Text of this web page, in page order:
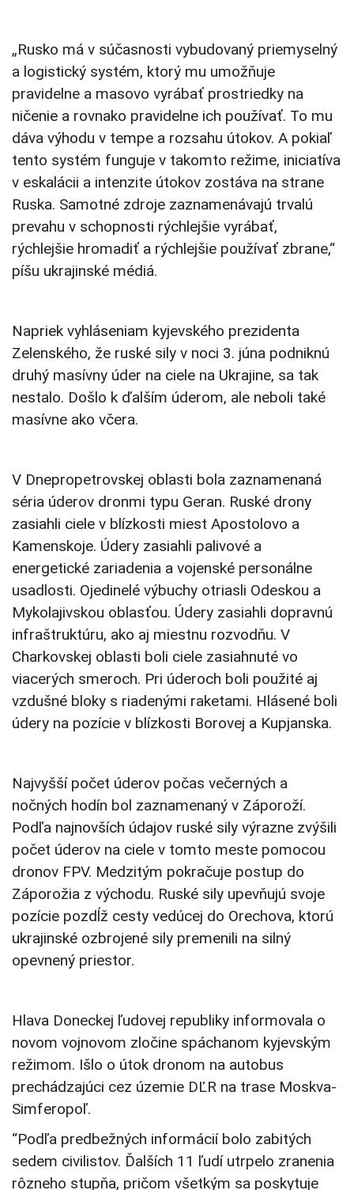
„Rusko má v súčasnosti vybudovaný priemyselný
a logistický systém, ktorý mu umožňuje
pravidelne a masovo vyrábať prostriedky na
ničenie a rovnako pravidelne ich používať. To mu
dáva výhodu v tempe a rozsahu útokov. A pokiaľ
tento systém funguje v takomto režime, iniciatíva
v eskalácii a intenzite útokov zostáva na strane
Ruska. Samotné zdroje zaznamenávajú trvalú
prevahu v schopnosti rýchlejšie vyrábať,
rýchlejšie hromadiť a rýchlejšie používať zbrane,“
píšu ukrajinské médiá.
Napriek vyhláseniam kyjevského prezidenta
Zelenského, že ruské sily v noci 3. júna podniknú
druhý masívny úder na ciele na Ukrajine, sa tak
nestalo. Došlo k ďalším úderom, ale neboli také
masívne ako včera.
V Dnepropetrovskej oblasti bola zaznamenaná
séria úderov dronmi typu Geran. Ruské drony
zasiahli ciele v blízkosti miest Apostolovo a
Kamenskoje. Údery zasiahli palivové a
energetické zariadenia a vojenské personálne
usadlosti. Ojedinelé výbuchy otriasli Odeskou a
Mykolajivskou oblasťou. Údery zasiahli dopravnú
infraštruktúru, ako aj miestnu rozvodňu. V
Charkovskej oblasti boli ciele zasiahnuté vo
viacerých smeroch. Pri úderoch boli použité aj
vzdušné bloky s riadenými raketami. Hlásené boli
údery na pozície v blízkosti Borovej a Kupjanska.
Najvyšší počet úderov počas večerných a
nočných hodín bol zaznamenaný v Záporoží.
Podľa najnovších údajov ruské sily výrazne zvýšili
počet úderov na ciele v tomto meste pomocou
dronov FPV. Medzitým pokračuje postup do
Záporožia z východu. Ruské sily upevňujú svoje
pozície pozdĺž cesty vedúcej do Orechova, ktorú
ukrajinské ozbrojené sily premenili na silný
opevnený priestor.
Hlava Doneckej ľudovej republiky informovala o
novom vojnovom zločine spáchanom kyjevským
režimom. Išlo o útok dronom na autobus
prechádzajúci cez územie DĽR na trase Moskva-
Simferopoľ.
“Podľa predbežných informácií bolo zabitých
sedem civilistov. Ďalších 11 ľudí utrpelo zranenia
rôzneho stupňa, pričom všetkým sa poskytuje